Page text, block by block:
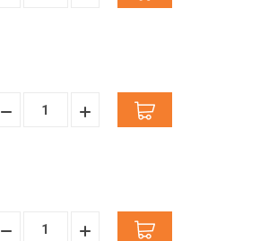
Hoeveelheid
Hoeveelheid
Hoeveelheid
Hoeveelheid